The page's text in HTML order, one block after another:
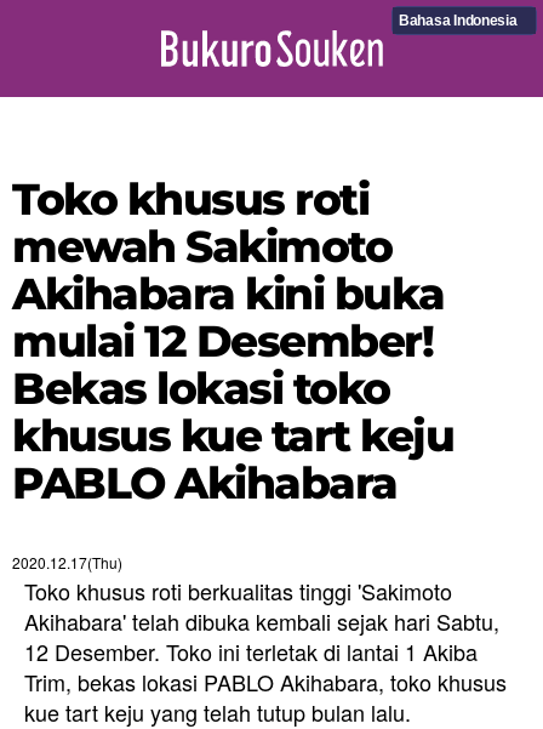
Bahasa Indonesia
Toko khusus roti
mewah Sakimoto
Akihabara kini buka
mulai 12 Desember!
Bekas lokasi toko
khusus kue tart keju
PABLO Akihabara
2020.12.17(Thu)
Toko khusus roti berkualitas tinggi 'Sakimoto
Akihabara' telah dibuka kembali sejak hari Sabtu,
12 Desember. Toko ini terletak di lantai 1 Akiba
Trim, bekas lokasi PABLO Akihabara, toko khusus
kue tart keju yang telah tutup bulan lalu.